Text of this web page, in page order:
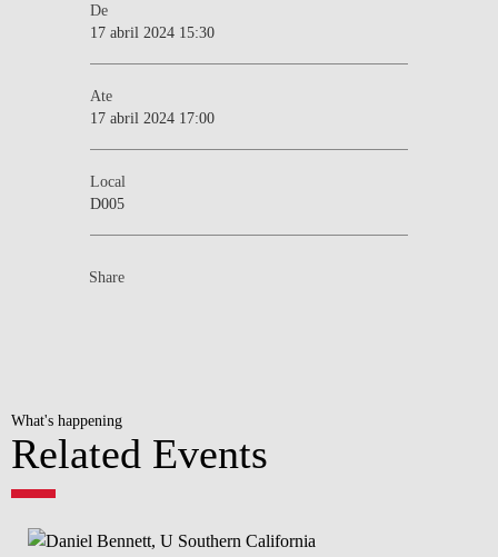
De
17 abril 2024 15:30
Ate
17 abril 2024 17:00
Local
D005
Share
What's happening
Related Events